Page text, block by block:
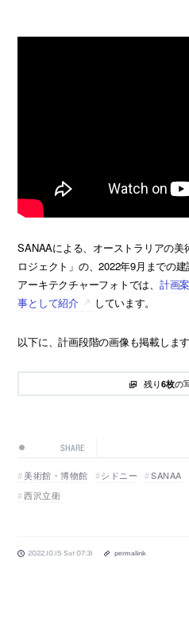
SANAAによる、オーストラリアの
ロジェクト」の、2022年9月までの
アーキテクチャーフォトでは、 計画
事として紹介
しています。
以下に、計画段階の画像も掲載します
残り6枚の
SHARE
美術館・博物館 シドニー SANAA
西沢立衛
2022.10.15 Sat 07:31 permalink